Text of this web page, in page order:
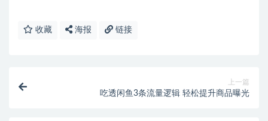
收藏 海报 链接
上一篇
吃透闲鱼3条流量逻辑 轻松提升商品曝光